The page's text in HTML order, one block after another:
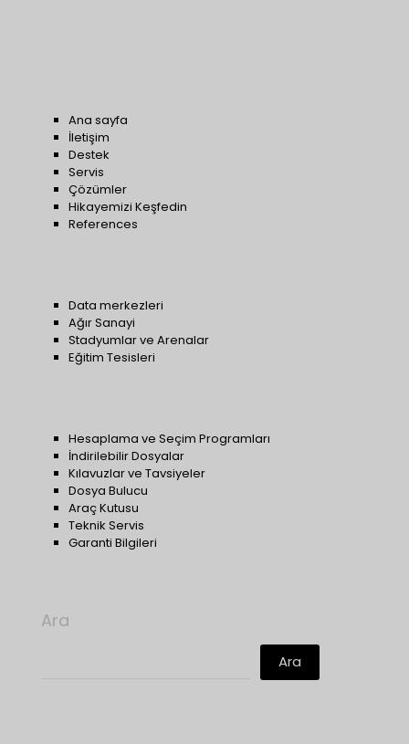
Ana sayfa
İletişim
Destek
Servis
Çözümler
Hikayemizi Keşfedin
References
Data merkezleri
Ağır Sanayi
Stadyumlar ve Arenalar
Eğitim Tesisleri
Hesaplama ve Seçim Programları
İndirilebilir Dosyalar
Kılavuzlar ve Tavsiyeler
Dosya Bulucu
Araç Kutusu
Teknik Servis
Garanti Bilgileri
Ara
Ara